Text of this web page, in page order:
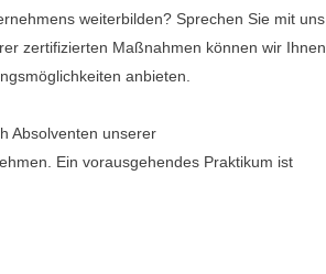
weiterbilden? Sprechen Sie mit uns
zertifizierten Maßnahmen können wir Ihnen
anbieten.
Absolventen unserer
Ein vorausgehendes Praktikum ist